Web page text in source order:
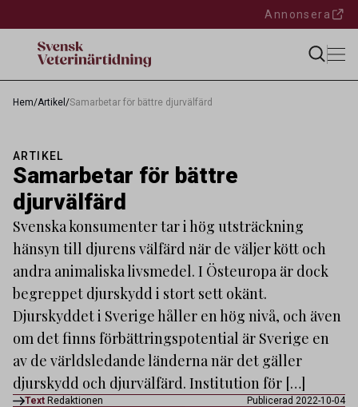
Annonsera
Hem/Artikel /Samarbetar för bättre djurvälfärd
ARTIKEL
Samarbetar för bättre
djurvälfärd
Svenska konsumenter tar i hög utsträckning
hänsyn till djurens välfärd när de väljer kött och
andra animaliska livsmedel. I Östeuropa är dock
begreppet djurskydd i stort sett okänt.
Djurskyddet i Sverige håller en hög nivå, och även
om det finns förbättringspotential är Sverige en
av de världsledande länderna när det gäller
djurskydd och djurvälfärd. Institution för […]
Text Redaktionen Publicerad 2022-10-04